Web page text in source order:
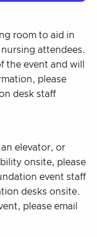
room to aid in
attendees.
the event and will
please
desk staff
elevator, or
onsite, please
event staff
desks onsite.
please email